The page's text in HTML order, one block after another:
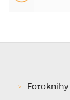
Fotoknihy